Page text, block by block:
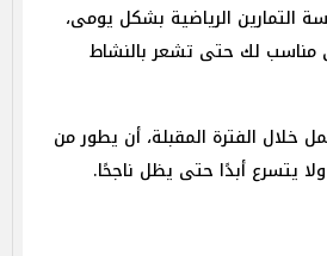
التمارين الرياضية بشكل يومى،
مناسب لك حتى تشعر بالنشاط
خلال الفترة المقبلة، أن يطور من
يتسرع أبدًا حتى يظل ناجحًا.